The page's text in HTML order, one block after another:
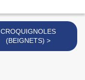
CROQUIGNOLES
(BEIGNETS) >